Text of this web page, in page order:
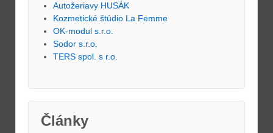
Autožeriavy HUSÁK
Kozmetické štúdio La Femme
OK-modul s.r.o.
Sodor s.r.o.
TERS spol. s r.o.
Články